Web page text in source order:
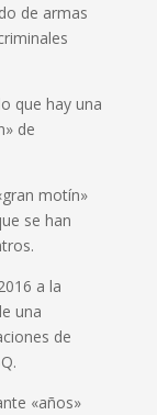
de armas
que hay una
de
motín»
se han
a la
una
de
«años»